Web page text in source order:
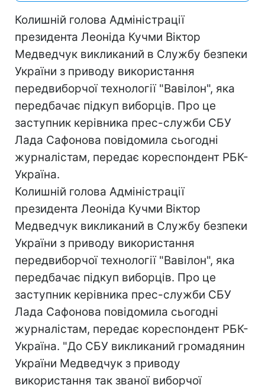
Колишній голова Адміністрації
президента Леоніда Кучми Віктор
Медведчук викликаний в Службу безпеки
України з приводу використання
передвиборчої технології "Вавілон", яка
передбачає підкуп виборців. Про це
заступник керівника прес-служби СБУ
Лада Сафонова повідомила сьогодні
журналістам, передає кореспондент РБК-
Україна.
Колишній голова Адміністрації
президента Леоніда Кучми Віктор
Медведчук викликаний в Службу безпеки
України з приводу використання
передвиборчої технології "Вавілон", яка
передбачає підкуп виборців. Про це
заступник керівника прес-служби СБУ
Лада Сафонова повідомила сьогодні
журналістам, передає кореспондент РБК-
Україна. "До СБУ викликаний громадянин
України Медведчук з приводу
використання так званої виборчої